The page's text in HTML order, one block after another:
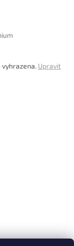
vyhrazena. Upravit